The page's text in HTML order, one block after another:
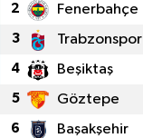
2 Fenerbahçe
3 Trabzonspor
4 Beşiktaş
5 Göztepe
6 Başakşehir